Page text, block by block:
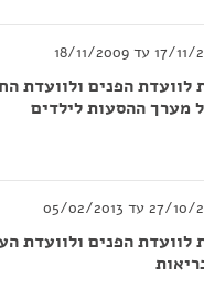
הפנים ולוועדת
מערך ההסעות לילדים
הפנים ולוועדת